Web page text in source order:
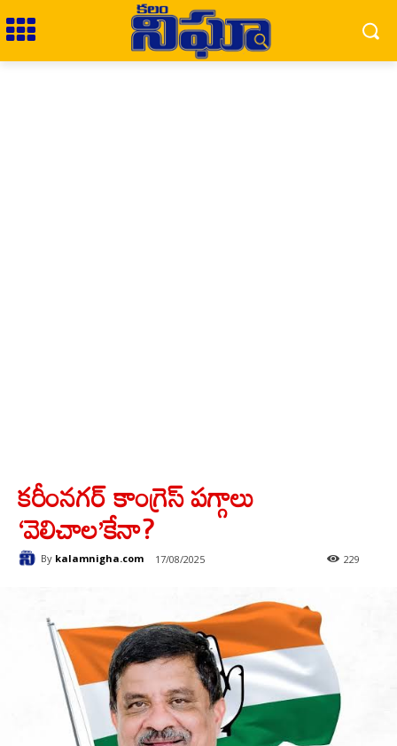
కరీంనగర్ కాంగ్రెస్ పగ్గాలు
‘వెలిచాల’కేనా?
By kalamnigha.com 17/08/2025 229